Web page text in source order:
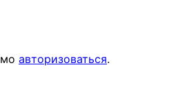
авторизоваться.